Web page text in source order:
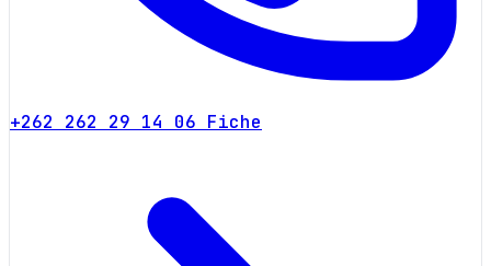
+262 262 29 14 06 Fiche